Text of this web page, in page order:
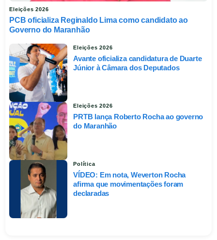
Eleições 2026
PCB oficializa Reginaldo Lima como candidato ao
Governo do Maranhão
Eleições 2026
Avante oficializa candidatura de Duarte
Júnior à Câmara dos Deputados
Eleições 2026
PRTB lança Roberto Rocha ao governo
do Maranhão
Política
VÍDEO: Em nota, Weverton Rocha
afirma que movimentações foram
declaradas